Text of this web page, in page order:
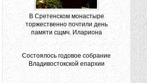
В Сретенском монастыре
торжественно почтили день
памяти сщмч. Илариона
Состоялось годовое собрание
Владивостокской епархии